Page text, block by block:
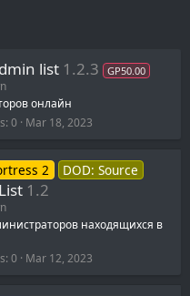
list 1.2.3 GP50.00
онлайн
0 Mar 18, 2023
2
DOD: Source
1.2
находящихся в
0 Mar 12, 2023